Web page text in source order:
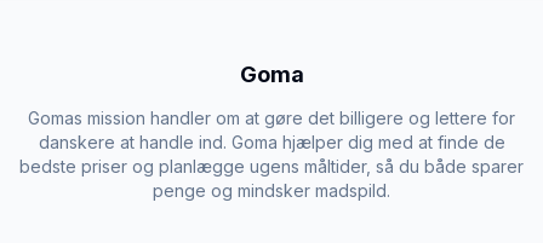
Goma
Gomas mission handler om at gøre det billigere og lettere for
danskere at handle ind. Goma hjælper dig med at finde de
bedste priser og planlægge ugens måltider, så du både sparer
penge og mindsker madspild.